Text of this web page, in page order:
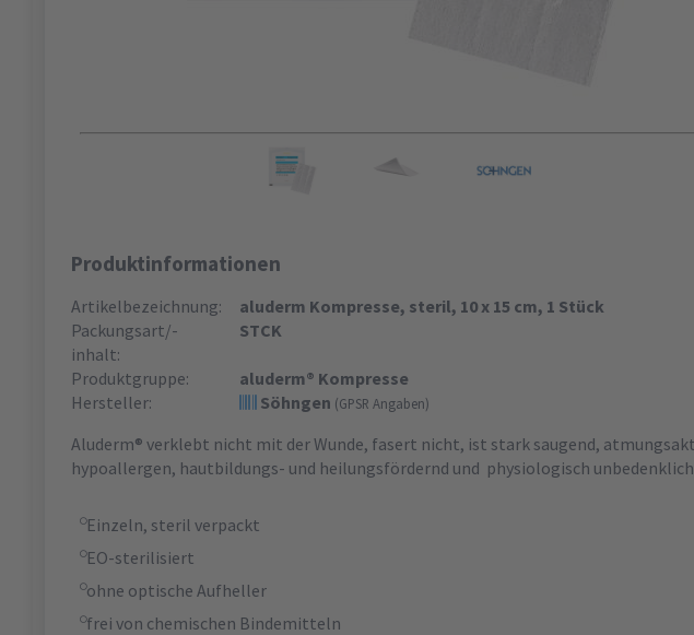
Produktinformationen
Artikelbezeichnung:
aluderm Kompresse, steril, 10 x 15 cm, 1 Stück
Packungsart/-
inhalt:
STCK
Produktgruppe:
aluderm® Kompresse
Hersteller:
Söhngen (GPSR Angaben)
Aluderm® verklebt nicht mit der Wunde, fasert nicht, ist stark saugend,
hypoallergen, hautbildungs- und heilungsfördernd und physiologisch
Einzeln, steril verpackt
EO-sterilisiert
ohne optische Aufheller
frei von chemischen Bindemitteln